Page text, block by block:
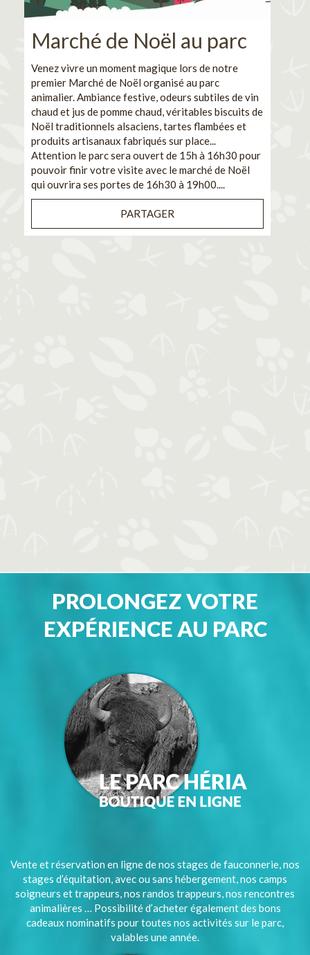
Marché de Noël au parc
Venez vivre un moment magique lors de notre
premier Marché de Noël organisé au parc
animalier. Ambiance festive, odeurs subtiles de vin
chaud et jus de pomme chaud, véritables biscuits de
Noël traditionnels alsaciens, tartes flambées et
produits artisanaux fabriqués sur place...
Attention le parc sera ouvert de 15h à 16h30 pour
pouvoir finir votre visite avec le marché de Noël
qui ouvrira ses portes de 16h30 à 19h00....
PARTAGER
PROLONGEZ VOTRE
EXPÉRIENCE AU PARC
Vente et réservation en ligne de nos stages de fauconnerie, nos
stages d’équitation, avec ou sans hébergement, nos camps
soigneurs et trappeurs, nos randos trappeurs, nos rencontres
animalières … Possibilité d’acheter également des bons
cadeaux nominatifs pour toutes nos activités sur le parc,
valables une année.